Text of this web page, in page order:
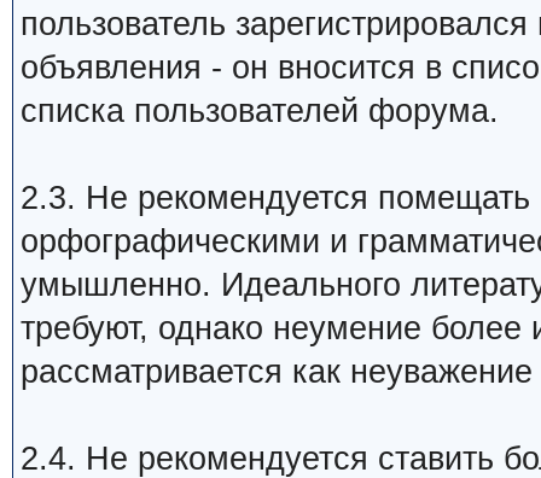
пользователь
объявления - он вносится в
списка пользователей форума.
2.3. Не рекомендуется
орфографическими и
умышленно. Идеального
требуют, однако неумение более
рассматривается как
2.4. Не рекомендуется ставить